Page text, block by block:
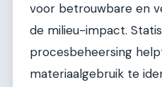
voor betrouwbare en
de milieu-impact.
procesbeheersing
materiaalgebruik te